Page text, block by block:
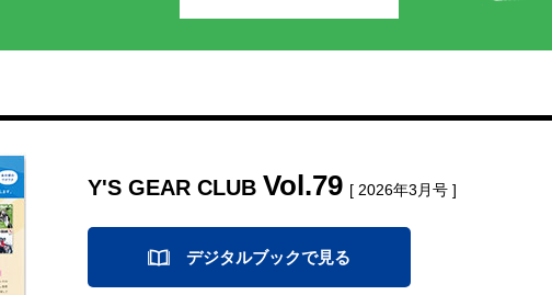
Y'S GEAR CLUB Vol.79 [ 2026年3月号 ]
デジタルブックで見る